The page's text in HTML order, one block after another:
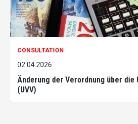
CONSULTATION
02.04.2026
Änderung der Verordnung über die
(UVV)